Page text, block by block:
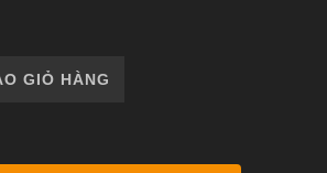
số lượng
GIỎ HÀNG